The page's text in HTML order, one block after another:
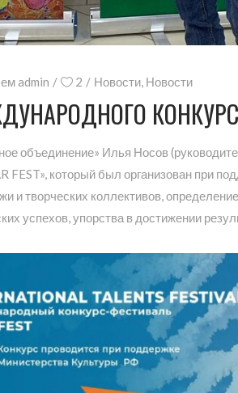
admin 2 Новости, Новости
объединение» Илья Носов
FEST», который был организован при
и творческих коллективов,
успехов, упорства в достижении